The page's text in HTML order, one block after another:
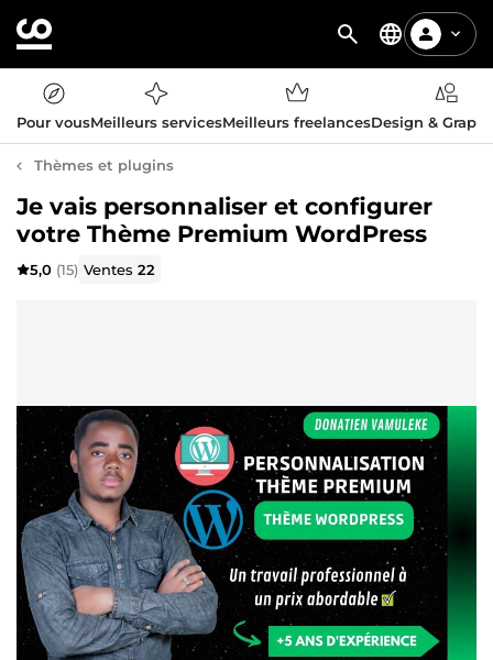
Pour vousMeilleurs servicesMeilleurs freelancesDesign &
Thèmes et plugins
Je vais personnaliser et configurer
votre Thème Premium WordPress
5,0 (15) Ventes22